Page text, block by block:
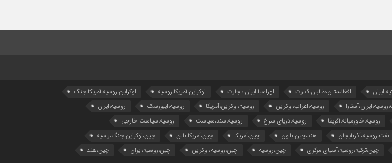
افغانستان،طالبان،قدرت اوراسیا،ایران،تجارت اوکراین،آمریکا،روسیه
اوکراین،روسیه،آمریکا،جنگ
روسیه،اعراب،اوکراین روسیه،اوکراین،آمریکا روسیه،ایبورسک
روسیه،ایران
روسیه،خاورمیانه،آفریقا روسیه،دریای سرخ روسیه،سند،سیاست
روسیه،سیاست خارجی
نفت،روسیه،آذربایجان هند،چین،بالون چین،آمریکا چین،آمریکا،بالن
چین،اوکراین،جنگ،ر.سیه
چین،ترکیه،روسیه،آسیای مرکزی چین،روسیه چین،روسیه،اوکراین چین،روسیه،ایران
چین،هند